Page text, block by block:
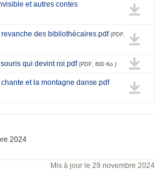
et autres contes
des bibliothécaires.pdf (PDF,
qui devint roi.pdf (PDF, 600 Ko )
et la montagne danse.pdf
2024
Mis à jour le 29 novembre 2024